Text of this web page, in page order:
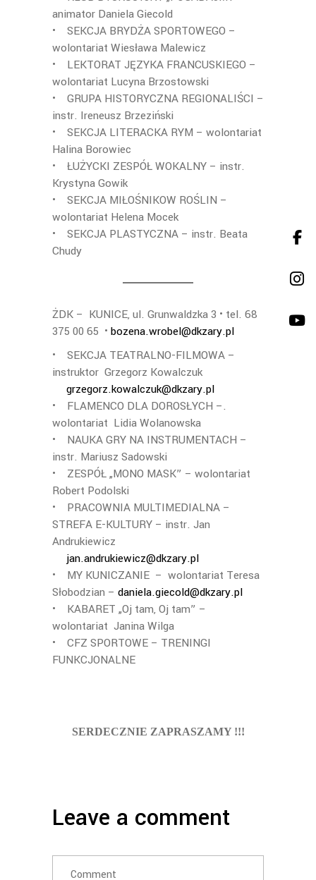
animator Daniela Giecold
• SEKCJA BRYDŻA SPORTOWEGO –
wolontariat Wiesława Malewicz
• LEKTORAT JĘZYKA FRANCUSKIEGO –
wolontariat Lucyna Brzostowski
• GRUPA HISTORYCZNA REGIONALIŚCI –
instr. Ireneusz Brzeziński
• SEKCJA LITERACKA RYM – wolontariat
Halina Borowiec
• ŁUŻYCKI ZESPÓŁ WOKALNY – instr.
Krystyna Gowik
• SEKCJA MIŁOŚNIKOW ROŚLIN –
wolontariat Helena Mocek
• SEKCJA PLASTYCZNA – instr. Beata
Chudy
ŻDK – KUNICE, ul. Grunwaldzka 3 • tel. 68
375 00 65 • bozena.wrobel@dkzary.pl
• SEKCJA TEATRALNO-FILMOWA –
instruktor Grzegorz Kowalczuk
grzegorz.kowalczuk@dkzary.pl
• FLAMENCO DLA DOROSŁYCH –.
wolontariat Lidia Wolanowska
• NAUKA GRY NA INSTRUMENTACH –
instr. Mariusz Sadowski
• ZESPÓŁ „MONO MASK” – wolontariat
Robert Podolski
• PRACOWNIA MULTIMEDIALNA –
STREFA E-KULTURY – instr. Jan
Andrukiewicz
jan.andrukiewicz@dkzary.pl
• MY KUNICZANIE – wolontariat Teresa
Słobodzian – daniela.giecold@dkzary.pl
• KABARET „Oj tam, Oj tam” –
wolontariat Janina Wilga
• CFZ SPORTOWE – TRENINGI
FUNKCJONALNE
SERDECZNIE ZAPRASZAMY !!!
Leave a comment